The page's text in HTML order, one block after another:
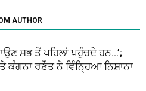
AUTHOR
ਸਭ ਤੋਂ ਪਹਿਲਾਂ ਪਹੁੰਚਦੇ ਹਨ…’;
ਕੰਗਨਾ ਰਣੌਤ ਨੇ ਵਿੰਨ੍ਹਿਆ ਨਿਸ਼ਾਨਾ